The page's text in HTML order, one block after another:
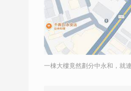
一棟大樓竟然劃分中永和，就